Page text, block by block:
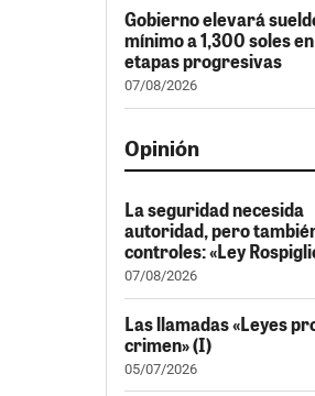
Gobierno elevará
mínimo a 1,300 soles
etapas progresivas
07/08/2026
Opinión
La seguridad necesida
autoridad, pero
controles: «Ley
07/08/2026
Las llamadas «Leyes
crimen» (I)
05/07/2026